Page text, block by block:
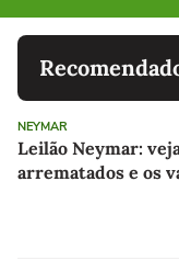
NEYMAR
Leilão Neymar:
arrematados e os